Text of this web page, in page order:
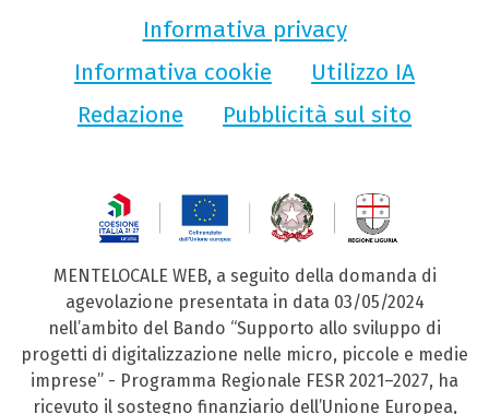
Informativa privacy
Informativa cookie
Utilizzo IA
Redazione
Pubblicità sul sito
MENTELOCALE WEB, a seguito della domanda di
agevolazione presentata in data 03/05/2024
nell’ambito del Bando “Supporto allo sviluppo di
progetti di digitalizzazione nelle micro, piccole e medie
imprese” - Programma Regionale FESR 2021–2027, ha
ricevuto il sostegno finanziario dell’Unione Europea,